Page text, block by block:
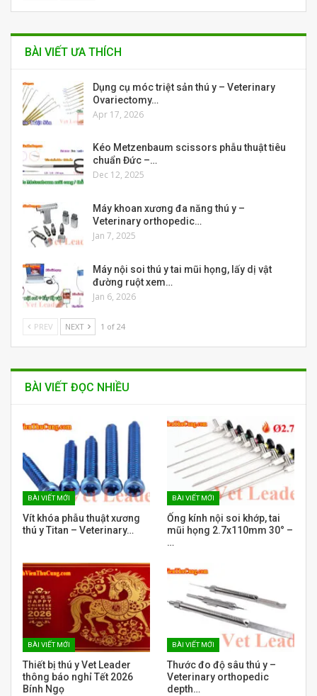
BÀI VIẾT ƯA THÍCH
Dụng cụ móc triệt sản thú y – Veterinary
Ovariectomy…
Apr 17, 2026
Kéo Metzenbaum scissors phẫu thuật tiêu
chuẩn Đức –…
Dec 12, 2025
Máy khoan xương đa năng thú y –
Veterinary orthopedic…
Jan 7, 2025
Máy nội soi thú y tai mũi họng, lấy dị vật
đường ruột xem…
Jan 6, 2026
PREV NEXT 1 of 24
BÀI VIẾT ĐỌC NHIỀU
BÀI VIẾT MỚI
Vít khóa phẫu thuật xương
thú y Titan – Veterinary…
BÀI VIẾT MỚI
Ống kính nội soi khớp, tai
mũi họng 2.7x110mm 30° –
…
BÀI VIẾT MỚI
Thiết bị thú y Vet Leader
thông báo nghỉ Tết 2026
Bính Ngọ
BÀI VIẾT MỚI
Thước đo độ sâu thú y –
Veterinary orthopedic
depth…